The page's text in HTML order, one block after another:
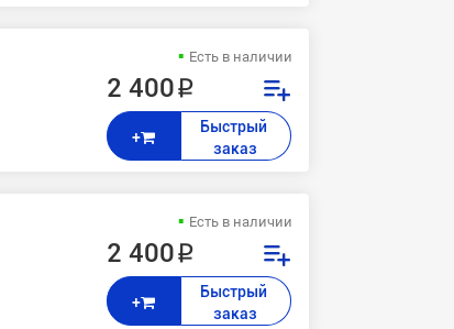
Есть в наличии
2 400 ₽
+
Быстрый
заказ
Есть в наличии
2 400 ₽
+
Быстрый
заказ